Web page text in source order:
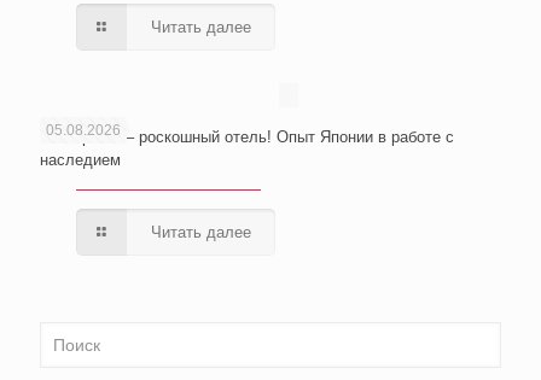
Читать далее
05.08.2026
Из тюрьмы – роскошный отель! Опыт Японии в работе с
наследием
Читать далее